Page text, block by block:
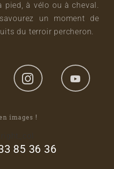
pied, à vélo ou à cheval.
un moment de
du terroir percheron.
images !
85 36 36